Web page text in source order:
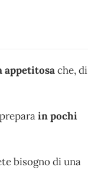
appetitosache, di
in pochi
bisogno di una